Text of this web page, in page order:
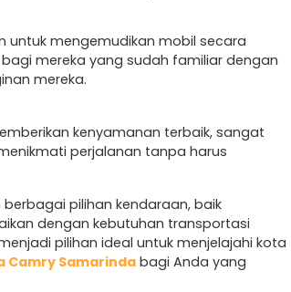
untuk mengemudikan mobil secara
mereka yang sudah familiar dengan
mereka.
kenyamanan terbaik, sangat
perjalanan tanpa harus
pilihan kendaraan, baik
dengan kebutuhan transportasi
pilihan ideal untuk menjelajahi kota
Camry Samarinda bagi Anda yang